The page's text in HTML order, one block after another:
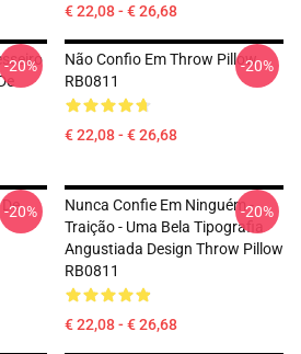
€ 22,08 - € 26,68
-20%
Não Confio Em Throw Pillow
RB0811
€ 22,08 - € 26,68
-20%
-20%
Nunca Confie Em Ninguém -
Traição - Uma Bela Tipografia
Angustiada Design Throw Pillow
RB0811
€ 22,08 - € 26,68
-20%